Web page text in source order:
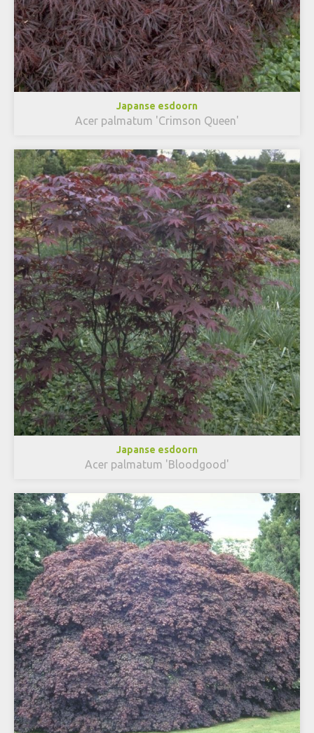
Japanse esdoorn
Acer palmatum 'Crimson Queen'
Japanse esdoorn
Acer palmatum 'Bloodgood'